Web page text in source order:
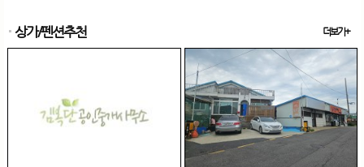
상가/펜션추천 더보기+